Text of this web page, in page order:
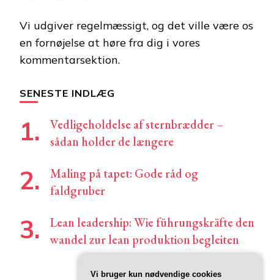
Vi udgiver regelmæssigt, og det ville være os
en fornøjelse at høre fra dig i vores
kommentarsektion.
SENESTE INDLÆG
Vedligeholdelse af sternbrædder –
sådan holder de længere
Maling på tapet: Gode råd og
faldgruber
Lean leadership: Wie führungskräfte den
wandel zur lean produktion begleiten
Vi bruger kun nødvendige cookies